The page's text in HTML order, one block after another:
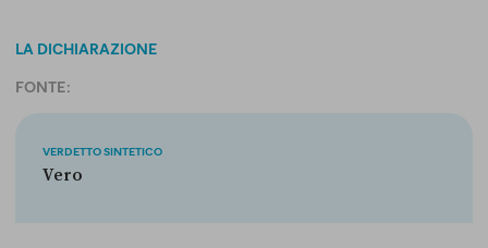
LA DICHIARAZIONE
FONTE:
VERDETTO SINTETICO
Vero